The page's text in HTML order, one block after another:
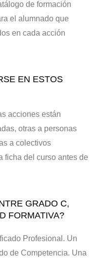
de formación
el alumnado que
en cada acción
EN ESTOS
acciones están
otras a personas
a colectivos
ficha del curso antes de
GRADO C,
FORMATIVA?
Profesional. Un
de Competencia. Una